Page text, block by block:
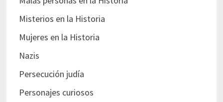
Misterios en la Historia
Mujeres en la Historia
Nazis
Persecución judía
Personajes curiosos